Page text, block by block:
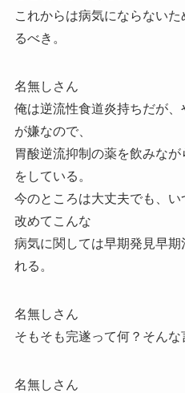
これからは病気にならない
るべき。
名無しさん
俺は逆流性食道炎持ちだが
が嫌なので、
胃酸逆流抑制の薬を飲みな
をしている。
今のところは大丈夫でも、い
改めてこんな
病気に関しては早期発見早
れる。
名無しさん
そもそも完遂って何？そん
名無しさん